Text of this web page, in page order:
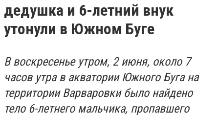
дедушка и 6-летний внук
утонули в Южном Буге
В воскресенье утром, 2 июня, около 7
часов утра в акватории Южного Буга на
территории Варваровки было найдено
тело 6-летнего мальчика, пропавшего